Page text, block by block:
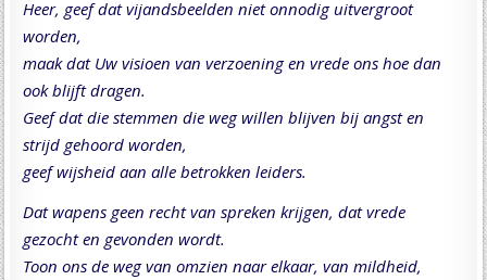
Heer, geef dat vijandsbeelden niet onnodig uitvergroot
worden,
maak dat Uw visioen van verzoening en vrede ons hoe dan
ook blijft dragen.
Geef dat die stemmen die weg willen blijven bij angst en
strijd gehoord worden,
geef wijsheid aan alle betrokken leiders.
Dat wapens geen recht van spreken krijgen, dat vrede
gezocht en gevonden wordt.
Toon ons de weg van omzien naar elkaar, van mildheid,